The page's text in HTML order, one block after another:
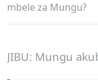
mbele za Mungu?
JIBU: Mungu